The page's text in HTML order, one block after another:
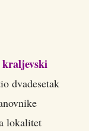
kraljevski
dvadesetak
lokalitet